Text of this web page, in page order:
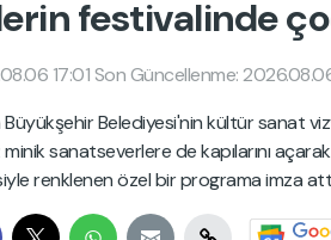
festivalinde
17:01 Son Güncellenme:
Belediyesi'nin kültür sanat
minik sanatseverlere de kapılarını
renklenen özel bir programa imza